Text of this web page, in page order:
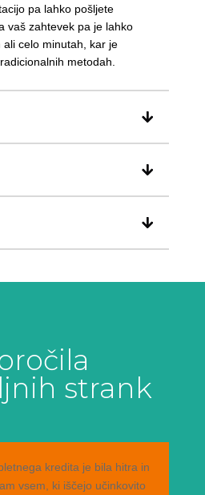
pa lahko pošljete
vaš zahtevek pa je lahko
celo minutah, kar je
metodah.
strank
kredita je bila hitra in
vsem, ki iščejo učinkovito